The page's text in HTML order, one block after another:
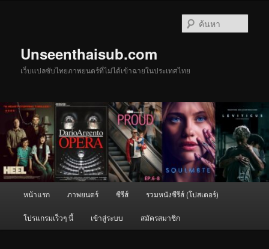
Unseenthaisub.com
เว็บแปลซับไทยภาพยนตร์ที่ไม่ได้เข้าฉายในประเทศไทย
หน้าแรก ภาพยนตร์ ซีรีส์ รวมหนังซีรีส์ (โปสเตอร์)
โปรแกรมเร็วๆ นี้ เข้าสู่ระบบ สมัครสมาชิก